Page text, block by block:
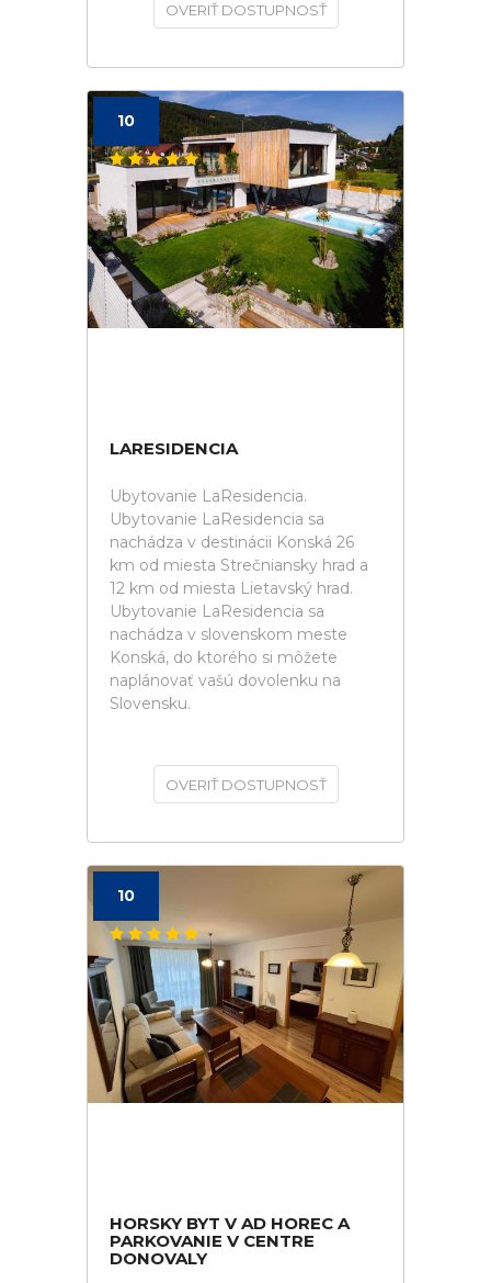
OVERIŤ DOSTUPNOSŤ
10
LARESIDENCIA
Ubytovanie LaResidencia.
Ubytovanie LaResidencia sa
nachádza v destinácii Konská 26
km od miesta Strečniansky hrad a
12 km od miesta Lietavský hrad.
Ubytovanie LaResidencia sa
nachádza v slovenskom meste
Konská, do ktorého si môžete
naplánovať vašú dovolenku na
Slovensku.
OVERIŤ DOSTUPNOSŤ
10
HORSKY BYT V AD HOREC A
PARKOVANIE V CENTRE
DONOVALY